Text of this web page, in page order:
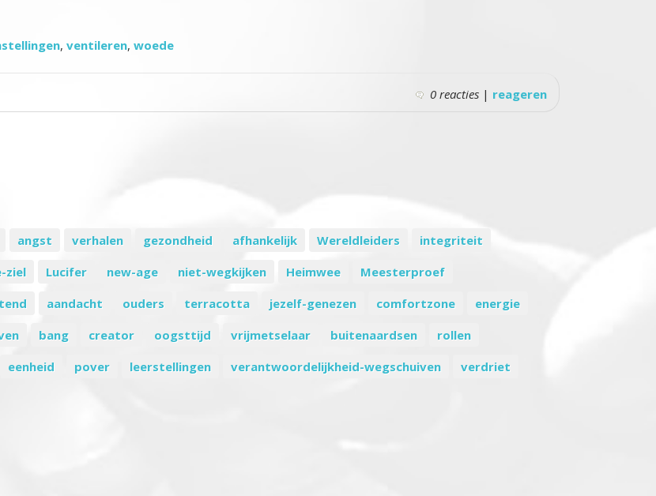
, ventileren, woede
0 reacties | reageren
angst verhalen gezondheid afhankelijk Wereldleiders
integriteit
ziel Lucifer new-age niet-wegkijken Heimwee
Meesterproef
aandacht ouders terracotta jezelf-genezen comfortzone
energie
bang creator oogsttijd vrijmetselaar buitenaardsen
rollen
eenheid pover leerstellingen verantwoordelijkheid-wegschuiven
verdriet